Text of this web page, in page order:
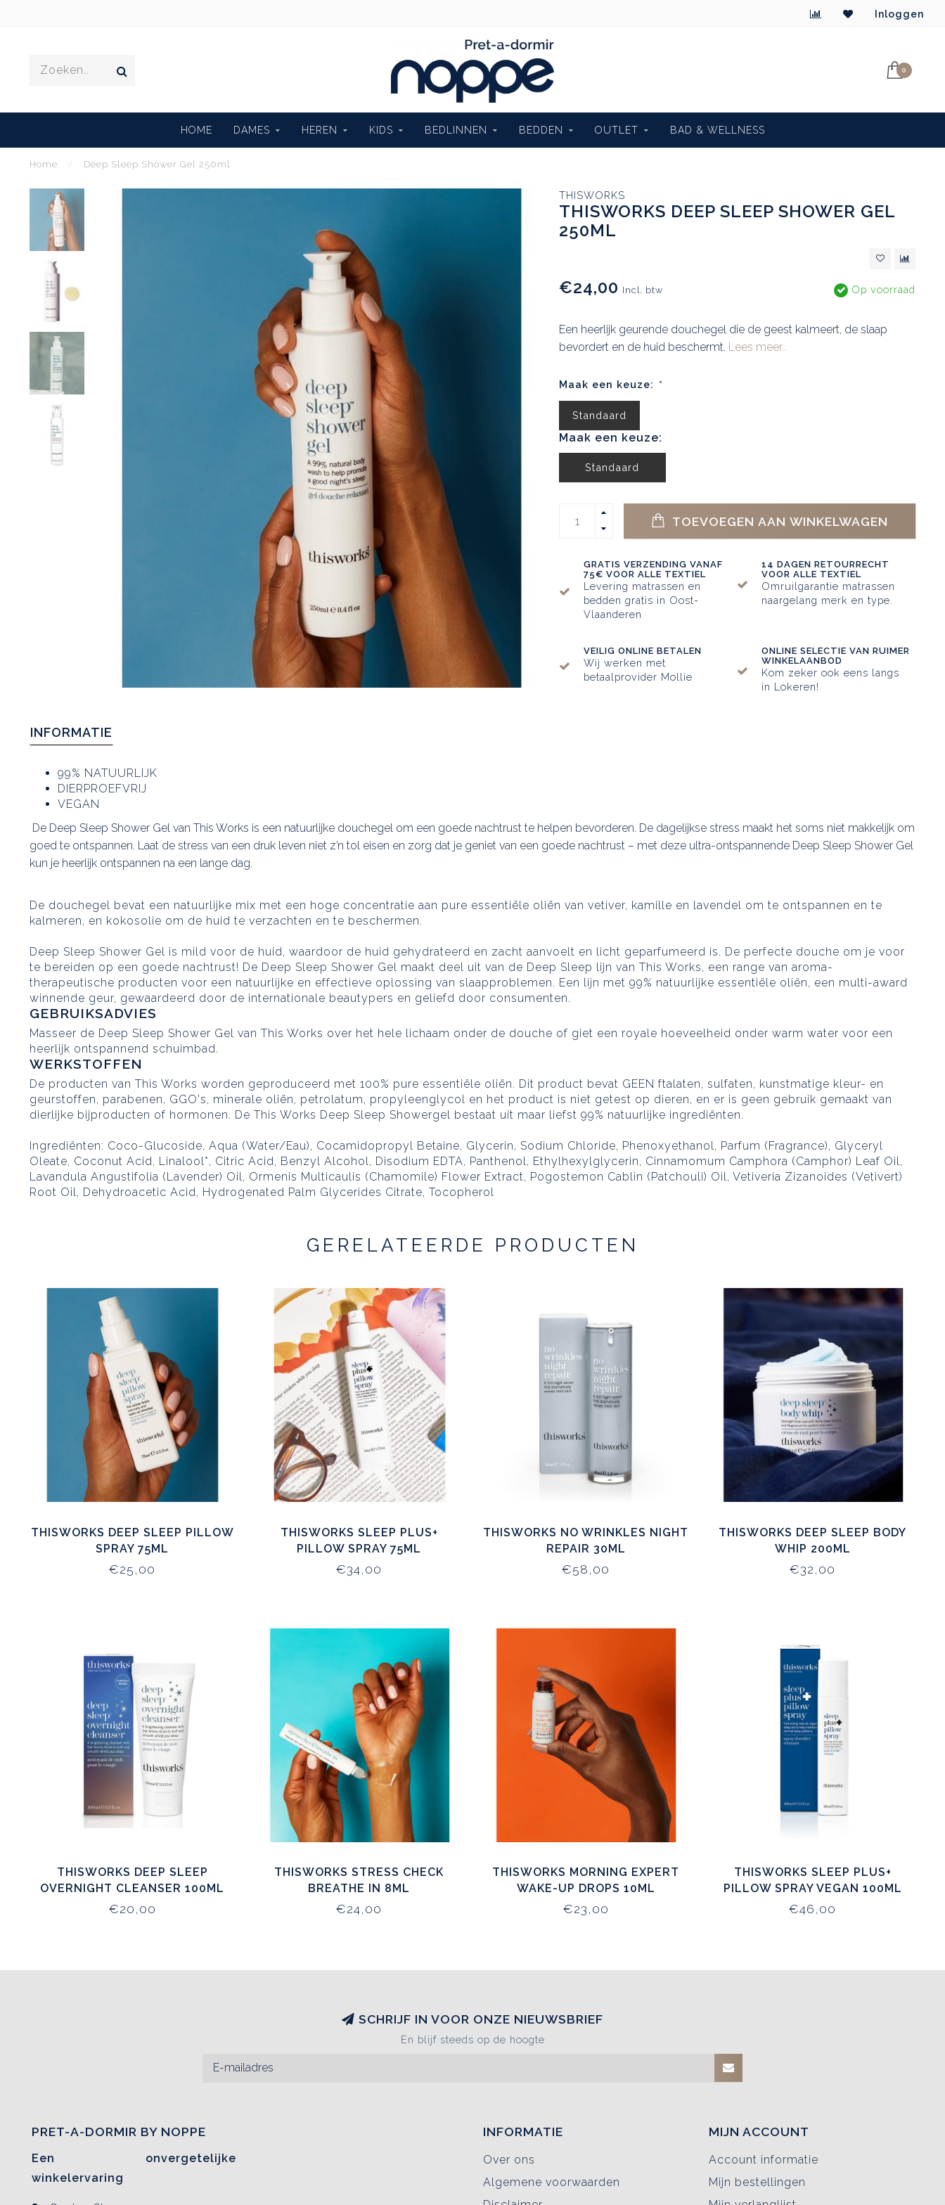
Inloggen
0
HOME DAMES HEREN KIDS BEDLINNEN BEDDEN OUTLET BAD & WELLNESS
Home Deep Sleep Shower Gel 250ml
THISWORKS
THISWORKS DEEP SLEEP SHOWER GEL
250ML
€24,00 Incl. btw Op voorraad
Een heerlijk geurende douchegel die de geest kalmeert, de slaap
bevordert en de huid beschermt. Lees meer..
Maak een keuze: *
Standaard
Maak een keuze:
Standaard
TOEVOEGEN AAN WINKELWAGEN
GRATIS VERZENDING VANAF
75€ VOOR ALLE TEXTIEL
Levering matrassen en
bedden gratis in Oost-
Vlaanderen
14 DAGEN RETOURRECHT
VOOR ALLE TEXTIEL
Omruilgarantie matrassen
naargelang merk en type.
VEILIG ONLINE BETALEN
Wij werken met
betaalprovider Mollie
ONLINE SELECTIE VAN RUIMER
WINKELAANBOD
Kom zeker ook eens langs
in Lokeren!
INFORMATIE
99% NATUURLIJK
DIERPROEFVRIJ
VEGAN
De Deep Sleep Shower Gel van This Works is een natuurlijke douchegel om een goede nachtrust te helpen bevorderen. De dagelijkse stress maakt het soms niet makkelijk om
goed te ontspannen. Laat de stress van een druk leven niet z’n tol eisen en zorg dat je geniet van een goede nachtrust – met deze ultra-ontspannende Deep Sleep Shower Gel
kun je heerlijk ontspannen na een lange dag.
De douchegel bevat een natuurlijke mix met een hoge concentratie aan pure essentiële oliën van vetiver, kamille en lavendel om te ontspannen en te
kalmeren, en kokosolie om de huid te verzachten en te beschermen.
Deep Sleep Shower Gel is mild voor de huid, waardoor de huid gehydrateerd en zacht aanvoelt en licht geparfumeerd is. De perfecte douche om je voor
te bereiden op een goede nachtrust! De Deep Sleep Shower Gel maakt deel uit van de Deep Sleep lijn van This Works, een range van aroma-
therapeutische producten voor een natuurlijke en effectieve oplossing van slaapproblemen. Een lijn met 99% natuurlijke essentiële oliën, een multi-award
winnende geur, gewaardeerd door de internationale beautypers en geliefd door consumenten.
GEBRUIKSADVIES
Masseer de Deep Sleep Shower Gel van This Works over het hele lichaam onder de douche of giet een royale hoeveelheid onder warm water voor een
heerlijk ontspannend schuimbad.
WERKSTOFFEN
De producten van This Works worden geproduceerd met 100% pure essentiële oliën. Dit product bevat GEEN ftalaten, sulfaten, kunstmatige kleur- en
geurstoffen, parabenen, GGO's, minerale oliën, petrolatum, propyleenglycol en het product is niet getest op dieren, en er is geen gebruik gemaakt van
dierlijke bijproducten of hormonen. De This Works Deep Sleep Showergel bestaat uit maar liefst 99% natuurlijke ingrediënten.
Ingrediënten: Coco-Glucoside, Aqua (Water/Eau), Cocamidopropyl Betaine, Glycerin, Sodium Chloride, Phenoxyethanol, Parfum (Fragrance), Glyceryl
Oleate, Coconut Acid, Linalool*, Citric Acid, Benzyl Alcohol, Disodium EDTA, Panthenol, Ethylhexylglycerin, Cinnamomum Camphora (Camphor) Leaf Oil,
Lavandula Angustifolia (Lavender) Oil, Ormenis Multicaulis (Chamomile) Flower Extract, Pogostemon Cablin (Patchouli) Oil, Vetiveria Zizanoides (Vetivert)
Root Oil, Dehydroacetic Acid, Hydrogenated Palm Glycerides Citrate, Tocopherol
GERELATEERDE PRODUCTEN
THISWORKS DEEP SLEEP PILLOW
SPRAY 75ML
€25,00
THISWORKS SLEEP PLUS+
PILLOW SPRAY 75ML
€34,00
THISWORKS NO WRINKLES NIGHT
REPAIR 30ML
€58,00
THISWORKS DEEP SLEEP BODY
WHIP 200ML
€32,00
THISWORKS DEEP SLEEP
OVERNIGHT CLEANSER 100ML
€20,00
THISWORKS STRESS CHECK
BREATHE IN 8ML
€24,00
THISWORKS MORNING EXPERT
WAKE-UP DROPS 10ML
€23,00
THISWORKS SLEEP PLUS+
PILLOW SPRAY VEGAN 100ML
€46,00
SCHRIJF IN VOOR ONZE NIEUWSBRIEF
En blijf steeds op de hoogte
PRET-A-DORMIR BY NOPPE
Een onvergetelijke
winkelervaring
INFORMATIE
Over ons
Algemene voorwaarden
MIJN ACCOUNT
Account informatie
Mijn bestellingen